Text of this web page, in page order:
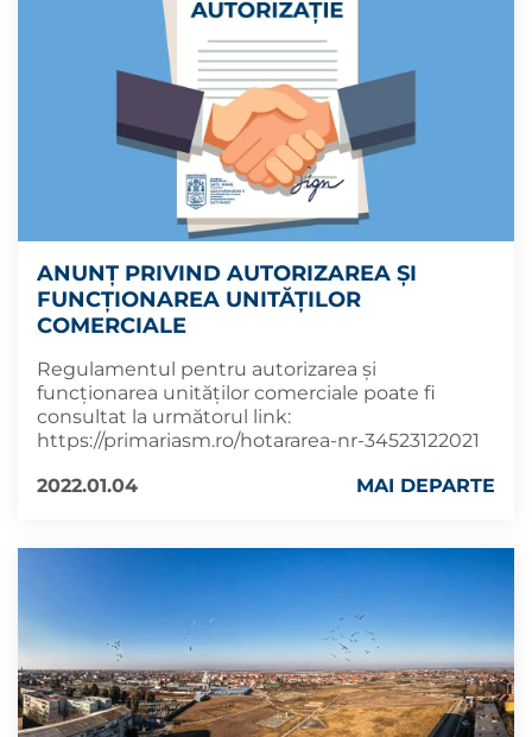
ANUNȚ PRIVIND AUTORIZAREA ȘI
FUNCȚIONAREA UNITĂȚILOR
COMERCIALE
Regulamentul pentru autorizarea și
funcționarea unităților comerciale poate fi
consultat la următorul link:
https://primariasm.ro/hotararea-nr-34523122021
2022.01.04
MAI DEPARTE